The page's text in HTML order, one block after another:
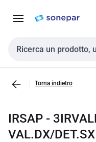
navigazione alla
Cerca input
Torna indietro
IRSAP -
VAL.DX/